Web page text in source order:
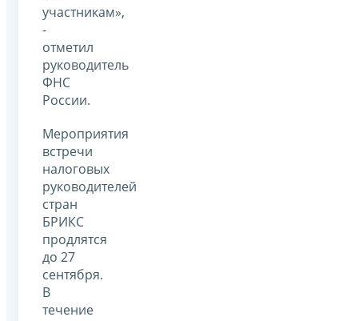
участникам»,
-
отметил
руководитель
ФНС
России.
Мероприятия
встречи
налоговых
руководителей
стран
БРИКС
продлятся
до 27
сентября.
В
течение